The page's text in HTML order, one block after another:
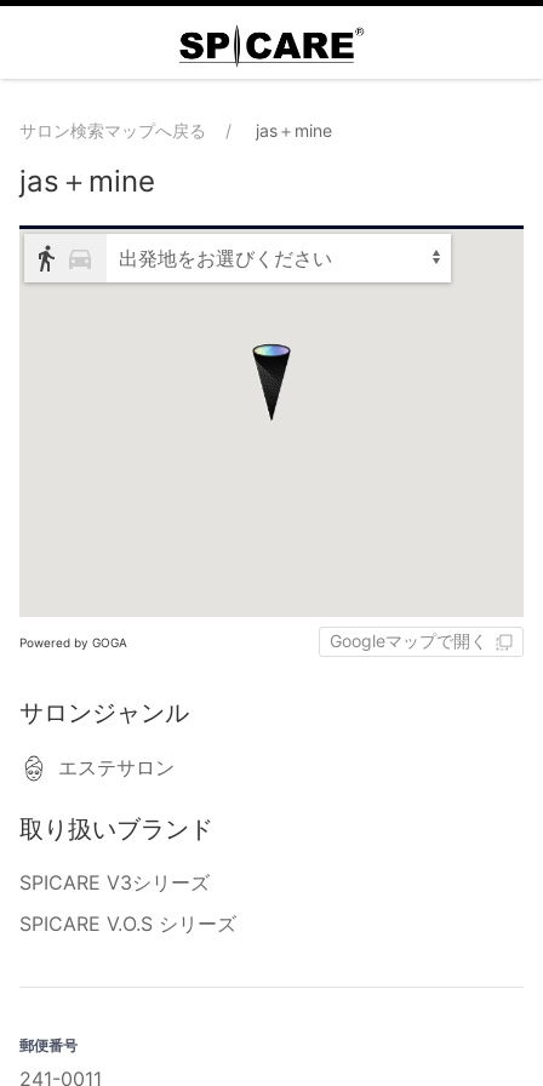
サロン検索マップへ戻る jas＋mine
jas＋mine
出発地をお選びください
Powered by GOGA Googleマップで開く
サロンジャンル
エステサロン
取り扱いブランド
SPICARE V3シリーズ
SPICARE V.O.S シリーズ
郵便番号
241-0011